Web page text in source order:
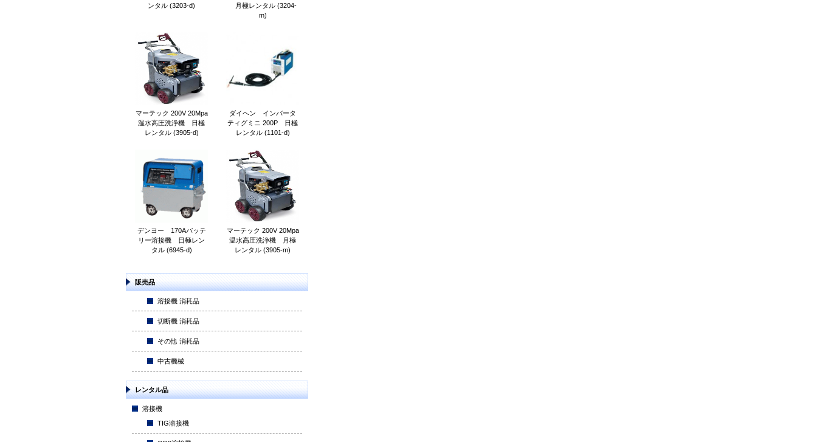
ンタル (3203-d)
月極レンタル (3204-
m)
マーテック 200V 20Mpa
温水高圧洗浄機 日極
レンタル (3905-d)
ダイヘン インバータ
ティグミニ 200P 日極
レンタル (1101-d)
デンヨー 170Aバッテ
リー溶接機 日極レン
タル (6945-d)
マーテック 200V 20Mpa
温水高圧洗浄機 月極
レンタル (3905-m)
販売品
溶接機 消耗品
切断機 消耗品
その他 消耗品
中古機械
レンタル品
溶接機
TIG溶接機